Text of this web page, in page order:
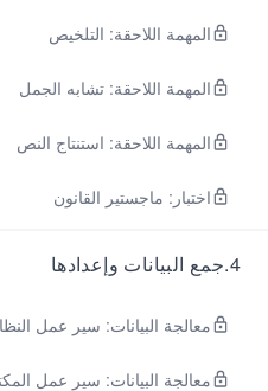
المهمة اللاحقة: التلخيص
المهمة اللاحقة: تشابه الجمل
المهمة اللاحقة: استنتاج النص
اختبار: ماجستير القانون
4
.جمع البيانات وإعدادها
معالجة البيانات: سير عمل
معالجة البيانات: سير عمل